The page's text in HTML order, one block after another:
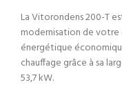
La Vitorondens 200-T
modernisation de votre
énergétique
chauffage grâce à sa
53,7 kW.